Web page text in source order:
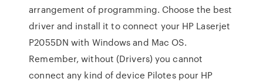
arrangement of programming. Choose the best
driver and install it to connect your HP Laserjet
P2055DN with Windows and Mac OS.
Remember, without (Drivers) you cannot
connect any kind of device Pilotes pour HP